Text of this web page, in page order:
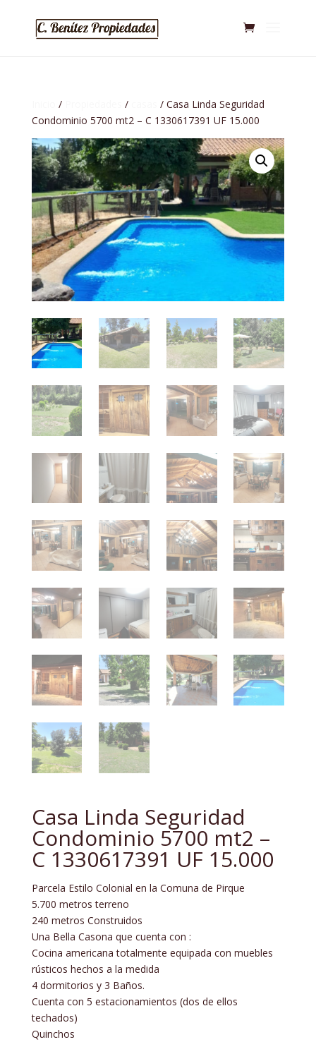
/ /
/ Casa Linda Seguridad
Condominio 5700 mt2 – C 1330617391 UF 15.000
Casa Linda Seguridad
Condominio 5700 mt2 –
C 1330617391 UF 15.000
Parcela Estilo Colonial en la Comuna de Pirque
5.700 metros terreno
240 metros Construidos
Una Bella Casona que cuenta con :
Cocina americana totalmente equipada con muebles
rústicos hechos a la medida
4 dormitorios y 3 Baños.
Cuenta con 5 estacionamientos (dos de ellos
techados)
Quinchos